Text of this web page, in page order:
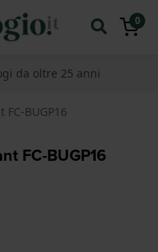
0
da oltre 25 anni
BUGP16
FC-BUGP16